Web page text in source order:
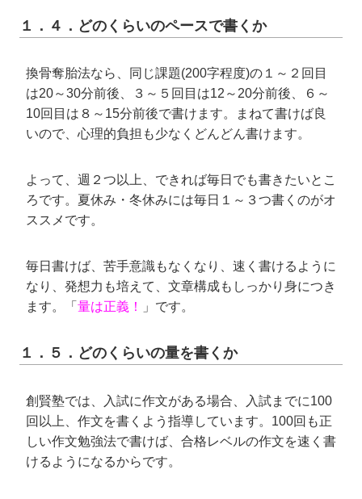
１．４．どのくらいのペースで書くか
換骨奪胎法なら、同じ課題(200字程度)の１～２回目
は20～30分前後、３～５回目は12～20分前後、６～
10回目は８～15分前後で書けます。まねて書けば良
いので、心理的負担も少なくどんどん書けます。
よって、週２つ以上、できれば毎日でも書きたいとこ
ろです。夏休み・冬休みには毎日１～３つ書くのがオ
ススメです。
毎日書けば、苦手意識もなくなり、速く書けるように
なり、発想力も培えて、文章構成もしっかり身につき
ます。「 量は正義！ 」です。
１．５．どのくらいの量を書くか
創賢塾では、入試に作文がある場合、入試までに100
回以上、作文を書くよう指導しています。100回も正
しい作文勉強法で書けば、合格レベルの作文を速く書
けるようになるからです。